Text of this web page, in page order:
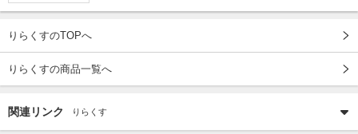
りらくすのTOPへ
りらくすの商品一覧へ
関連リンク りらくす